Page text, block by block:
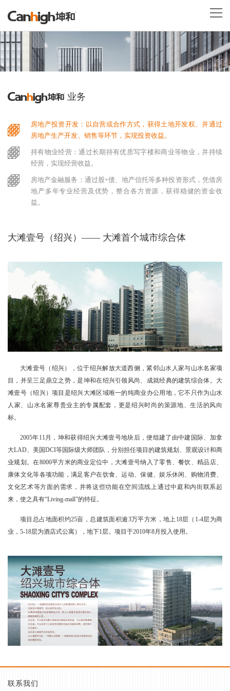
业务
房地产投资开发：以自营或合作方式，获得土地开发权、并通过
房地产生产开发、销售等环节，实现投资收益。
持有物业经营：通过长期持有优质写字楼和商业等物业，并持续
经营，实现经营收益。
房地产金融服务：通过股+债、地产信托等多种投资形式，凭借房
地产多年专业经营及优势，整合各方资源，获得稳健的资金收
益。
大滩壹号（绍兴）—— 大滩首个城市综合体
大滩壹号（绍兴），位于绍兴解放大道西侧，紧邻山水人家与山水名家项
目，并呈三足鼎立之势，是坤和在绍兴引领风尚、成就经典的建筑综合体。大
滩壹号（绍兴）项目是绍兴大滩区域唯一的纯商业办公用地，它不只作为山水
人家、山水名家尊贵业主的专属配套，更是绍兴时尚的策源地、生活的风向
标。
2005年11月，坤和获得绍兴大滩壹号地块后，便组建了由中建国际、加拿
大LAD、美国DCI等国际级大师团队，分别担任项目的建筑规划、景观设计和商
业规划。在8000平方米的商业定位中，大滩壹号纳入了零售、餐饮、精品店、
康体文化等各项功能，满足客户在饮食、运动、保健、娱乐休闲、购物消费、
文化艺术等方面的需求，并将这些功能在空间流线上通过中庭和内街联系起
来，使之具有“Living-mall”的特征。
项目总占地面积约25亩，总建筑面积逾3万平方米，地上18层（1-4层为商
业，5-18层为酒店式公寓），地下1层。项目于2010年8月投入使用。
联系我们